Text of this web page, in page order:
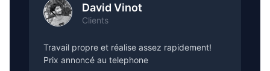
David Vinot
Clients
Travail propre et réalise assez rapidement!
Prix annoncé au telephone